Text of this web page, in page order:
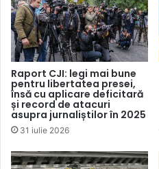
Raport CJI: legi mai bune
pentru libertatea presei,
însă cu aplicare deficitară
și record de atacuri
asupra jurnaliștilor în 2025
31 iulie 2026